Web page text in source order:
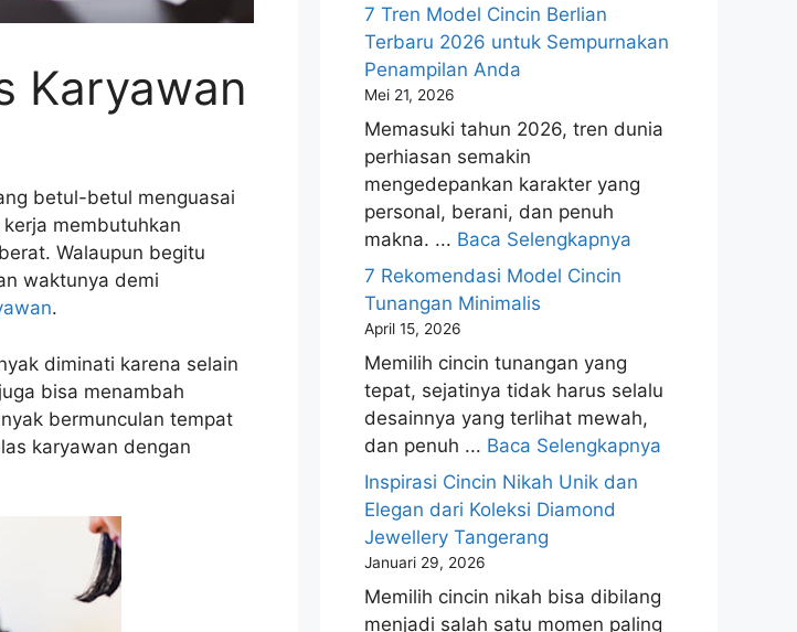
Karyawan
betul-betul menguasai
membutuhkan
Walaupun begitu
waktunya demi
.
diminati karena selain
bisa menambah
bermunculan tempat
karyawan dengan
7 Tren Model Cincin Berlian
Terbaru 2026 untuk Sempurnakan
Penampilan Anda
Mei 21, 2026
Memasuki tahun 2026, tren dunia
perhiasan semakin
mengedepankan karakter yang
personal, berani, dan penuh
makna. ... Baca Selengkapnya
7 Rekomendasi Model Cincin
Tunangan Minimalis
April 15, 2026
Memilih cincin tunangan yang
tepat, sejatinya tidak harus selalu
desainnya yang terlihat mewah,
dan penuh ... Baca Selengkapnya
Inspirasi Cincin Nikah Unik dan
Elegan dari Koleksi Diamond
Jewellery Tangerang
Januari 29, 2026
Memilih cincin nikah bisa dibilang
menjadi salah satu momen paling